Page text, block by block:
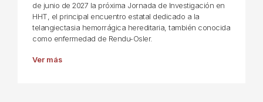
de junio de 2027 la próxima Jornada de Investigación en
HHT, el principal encuentro estatal dedicado a la
telangiectasia hemorrágica hereditaria, también conocida
como enfermedad de Rendu-Osler.
Ver más